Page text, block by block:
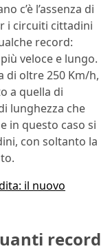
c’è l’assenza di
i circuiti cittadini
record:
veloce e lungo.
di oltre 250 Km/h,
a quella di
lunghezza che
in questo caso si
con soltanto la
il nuovo
record